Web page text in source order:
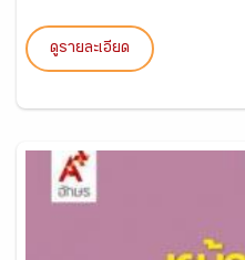
ดูรายละเอียด